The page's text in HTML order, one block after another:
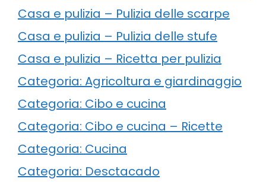
Casa e pulizia – Pulizia delle scarpe
Casa e pulizia – Pulizia delle stufe
Casa e pulizia – Ricetta per pulizia
Categoria: Agricoltura e giardinaggio
Categoria: Cibo e cucina
Categoria: Cibo e cucina – Ricette
Categoria: Cucina
Categoria: Desctacado